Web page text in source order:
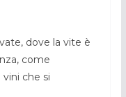
dove la vite è
come
che si